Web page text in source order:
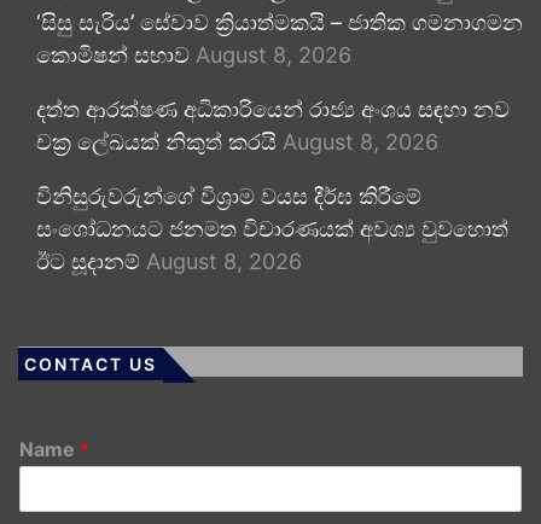
‘සිසු සැරිය’ සේවාව ක්‍රියාත්මකයි – ජාතික ගමනාගමන
කොමිෂන් සභාව August 8, 2026
දත්ත ආරක්ෂණ අධිකාරියෙන් රාජ්‍ය අංශය සඳහා නව
චක්‍ර ලේඛයක් නිකුත් කරයි August 8, 2026
විනිසුරුවරුන්ගේ විශ්‍රාම වයස දීර්ඝ කිරීමේ
සංශෝධනයට ජනමත විචාරණයක් අවශ්‍ය වුවහොත්
ඊට සූදානම් August 8, 2026
CONTACT US
Name *